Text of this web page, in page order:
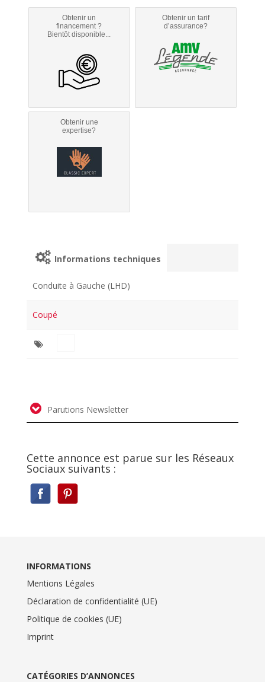
Obtenir un
financement ?
Bientôt disponible...
Obtenir un tarif
d’assurance?
Obtenir une
expertise?
Informations techniques
Conduite à Gauche (LHD)
Coupé
Parutions Newsletter
Cette annonce est parue sur les Réseaux
Sociaux suivants :
INFORMATIONS
Mentions Légales
Déclaration de confidentialité (UE)
Politique de cookies (UE)
Imprint
CATÉGORIES D’ANNONCES